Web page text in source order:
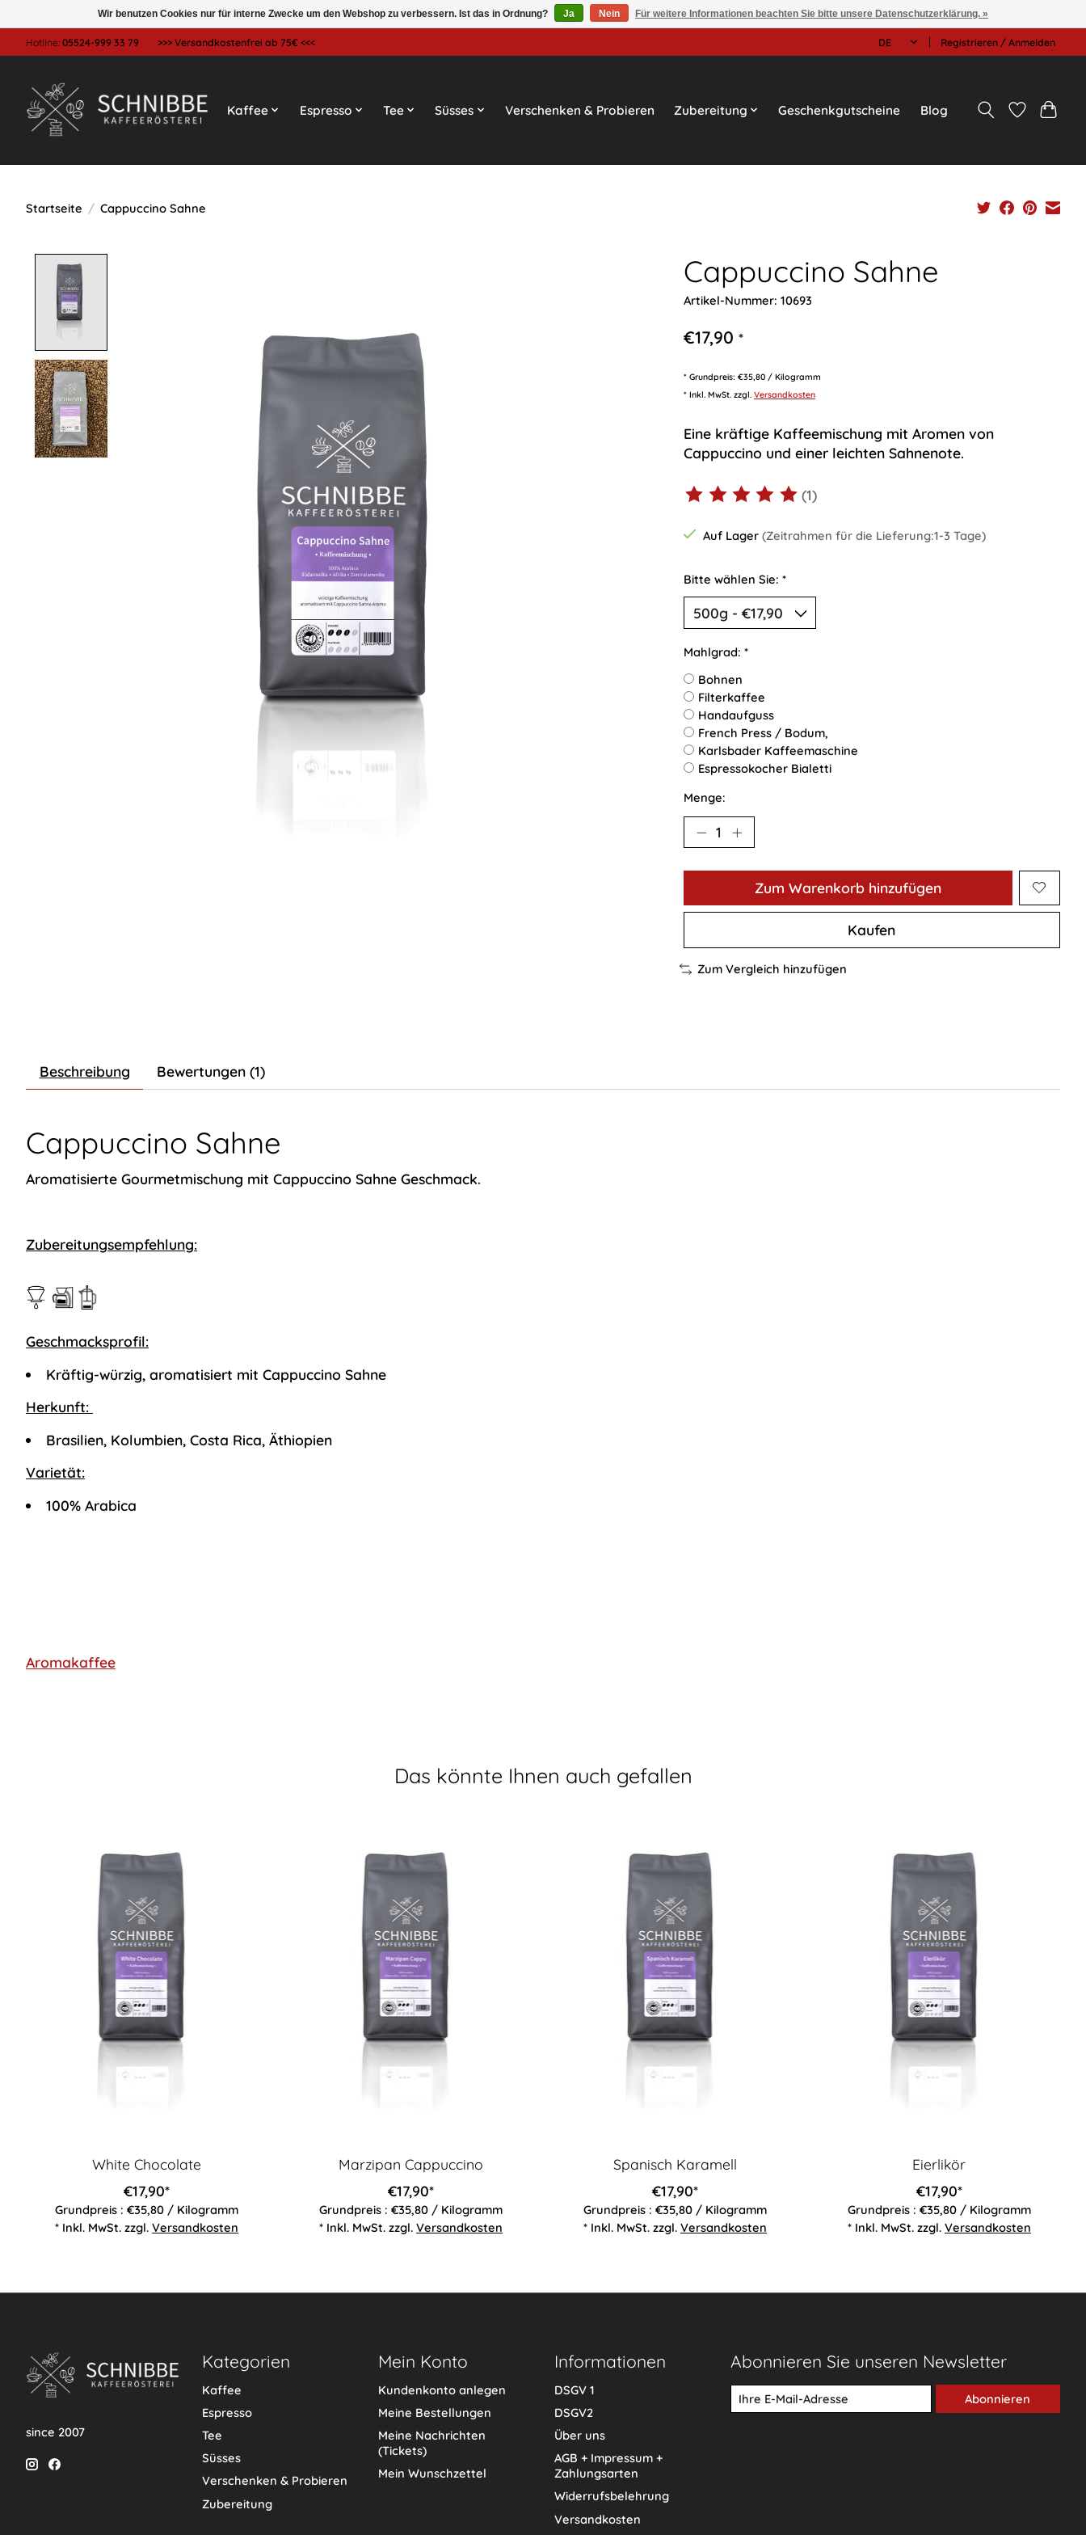
Hotline: 05524-999 33 79 >>> Versandkostenfrei ab 75€ <<< DE Registrieren / Anmelden
Kaffee Espresso Tee Süsses Verschenken & Probieren Zubereitung Geschenkgutscheine Blog
Startseite / Cappuccino Sahne
Cappuccino Sahne
Artikel-Nummer: 10693
€17,90 *
* Grundpreis: €35,80 / Kilogramm
* Inkl. MwSt. zzgl. Versandkosten
Eine kräftige Kaffeemischung mit Aromen von
Cappuccino und einer leichten Sahnenote.
Die Bewertung dieses Produkts ist
(1)
Auf Lager (Zeitrahmen für die Lieferung:1-3 Tage)
Bitte wählen Sie: *
Mahlgrad: *
Bohnen
Filterkaffee
Handaufguss
French Press / Bodum,
Karlsbader Kaffeemaschine
Espressokocher Bialetti
Menge:
Zum Warenkorb hinzufügen
Kaufen
Zum Vergleich hinzufügen
Beschreibung Bewertungen (1)
Cappuccino Sahne
Aromatisierte Gourmetmischung mit Cappuccino Sahne Geschmack.
Zubereitungsempfehlung:
Geschmacksprofil:
Kräftig-würzig, aromatisiert mit Cappuccino Sahne
Herkunft:
Brasilien, Kolumbien, Costa Rica, Äthiopien
Varietät:
100% Arabica
Aromakaffee
Das könnte Ihnen auch gefallen
White Chocolate
€17,90*
Grundpreis : €35,80 / Kilogramm
* Inkl. MwSt. zzgl.Versandkosten
Marzipan Cappuccino
€17,90*
Grundpreis : €35,80 / Kilogramm
* Inkl. MwSt. zzgl.Versandkosten
Spanisch Karamell
€17,90*
Grundpreis : €35,80 / Kilogramm
* Inkl. MwSt. zzgl. Versandkosten
Eierlikör
€17,90*
Grundpreis : €35,80 / Kilogramm
* Inkl. MwSt. zzgl. Versandkosten
since 2007
Kategorien
Kaffee
Espresso
Tee
Süsses
Verschenken & Probieren
Zubereitung
Mein Konto
Kundenkonto anlegen
Meine Bestellungen
Meine Nachrichten
(Tickets)
Mein Wunschzettel
Informationen
DSGV 1
DSGV2
Über uns
AGB + Impressum +
Zahlungsarten
Widerrufsbelehrung
Versandkosten
Abonnieren Sie unseren Newsletter
Abonnieren
Wir benutzen Cookies nur für interne Zwecke um den Webshop zu verbessern. Ist das in Ordnung? Ja Nein Für weitere Informationen beachten Sie bitte unsere Datenschutzerklärung. »